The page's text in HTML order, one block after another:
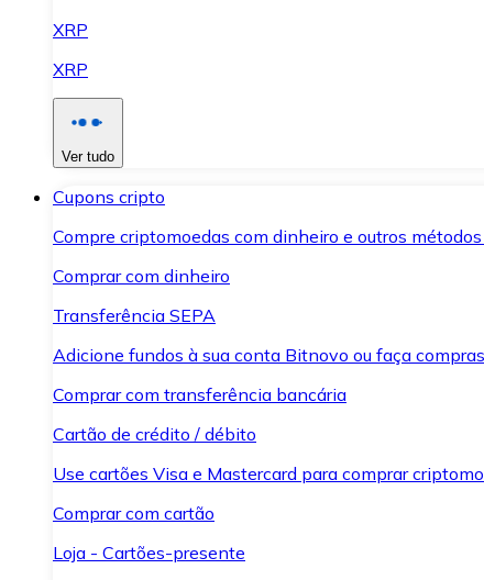
XRP
XRP
Ver tudo
Cupons cripto
Compre criptomoedas com dinheiro e outros
Comprar com dinheiro
Transferência SEPA
Adicione fundos à sua conta Bitnovo ou faça
Comprar com transferência bancária
Cartão de crédito / débito
Use cartões Visa e Mastercard para comprar
Comprar com cartão
Loja - Cartões-presente